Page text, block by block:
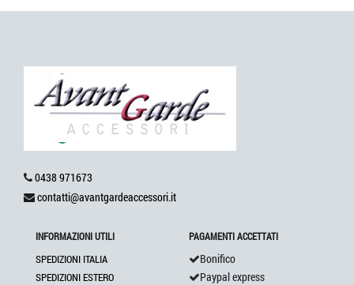
0438 971673
contatti@avantgardeaccessori.it
INFORMAZIONI UTILI
SPEDIZIONI ITALIA
SPEDIZIONI ESTERO
PAGAMENTI ACCETTATI
Bonifico
Paypal express